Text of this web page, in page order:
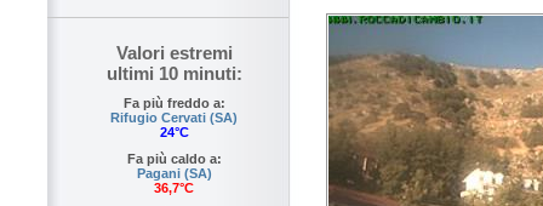
Valori estremi
ultimi 10 minuti:
Fa più freddo a:
Rifugio Cervati (SA)
24°C
Fa più caldo a:
Pagani (SA)
36,7°C